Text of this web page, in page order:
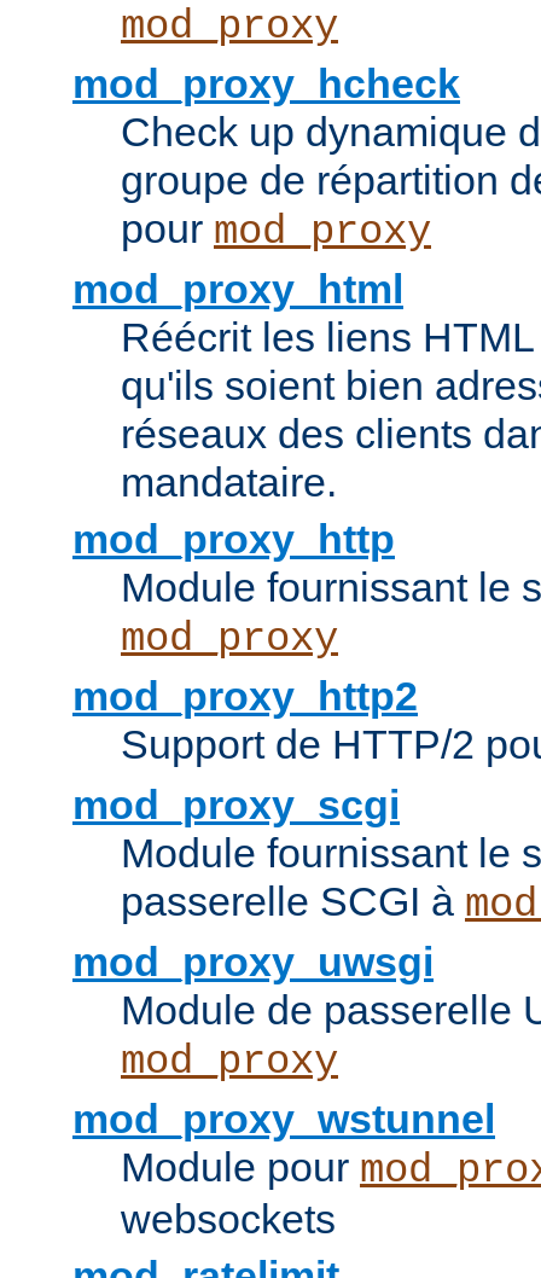
mod_proxy
mod_proxy_hcheck
Check up dynamique
groupe de répartition
pour mod_proxy
mod_proxy_html
Réécrit les liens
qu'ils soient bien
réseaux des clients
mandataire.
mod_proxy_http
Module fournissant le
mod_proxy
mod_proxy_http2
Support de HTTP/2
mod_proxy_scgi
Module fournissant le
passerelle SCGI à
mod_proxy_uwsgi
Module de passerelle
mod_proxy
mod_proxy_wstunnel
Module pour
websockets